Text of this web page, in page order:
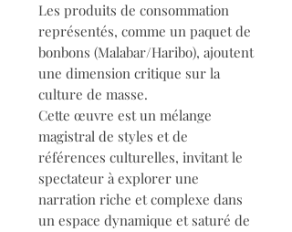
Les produits de consommation
représentés, comme un paquet de
bonbons (Malabar/Haribo), ajoutent
une dimension critique sur la
culture de masse.
Cette œuvre est un mélange
magistral de styles et de
références culturelles, invitant le
spectateur à explorer une
narration riche et complexe dans
un espace dynamique et saturé de